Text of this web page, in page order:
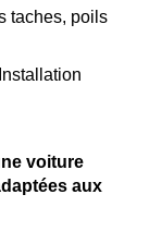
taches, poils
voiture
aux